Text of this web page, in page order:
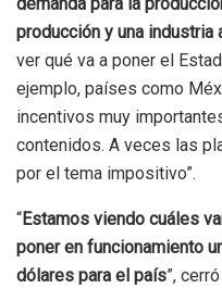
producción y una industria
ver qué va a poner el
ejemplo, países como
incentivos muy
contenidos. A veces las
por el tema impositivo”.
“Estamos viendo cuáles
poner en funcionamiento
dólares para el país”,